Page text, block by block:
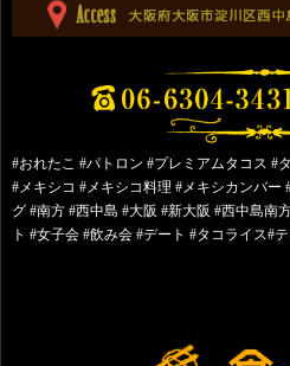
#おれたこ #パトロン #プレミアムタコス #
#メキシコ #メキシコ料理 #メキシカンバー
グ #南方 #西中島 #大阪 #新大阪 #西中島南
ト #女子会 #飲み会 #デート #タコライス#